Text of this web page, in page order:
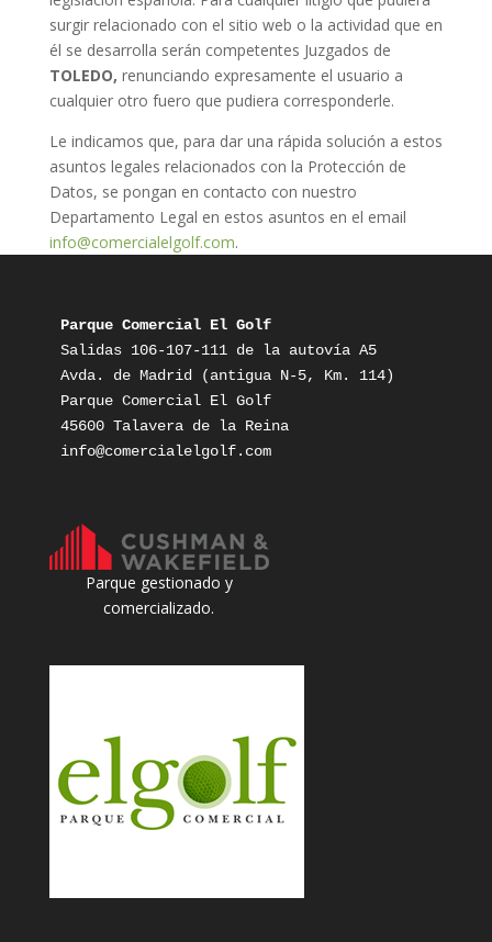
surgir relacionado con el sitio web o la actividad que en
él se desarrolla serán competentes Juzgados de
TOLEDO, renunciando expresamente el usuario a
cualquier otro fuero que pudiera corresponderle.
Le indicamos que, para dar una rápida solución a estos
asuntos legales relacionados con la Protección de
Datos, se pongan en contacto con nuestro
Departamento Legal en estos asuntos en el email
info@comercialelgolf.com.
Parque Comercial El Golf
Salidas 106-107-111 de la autovía A5
Avda. de Madrid (antigua N-5, Km. 114)
Parque Comercial El Golf
45600 Talavera de la Reina
info@comercialelgolf.com
Parque gestionado y
comercializado.